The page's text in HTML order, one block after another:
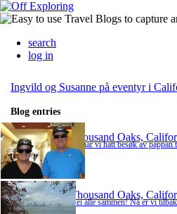
search
log in
Ingvild og Susanne på eventyr i
Blog entries
Thousand Oaks,
Thousand Oaks,